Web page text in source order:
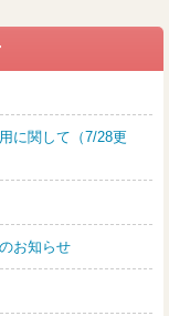
に関して（7/28更
お知らせ